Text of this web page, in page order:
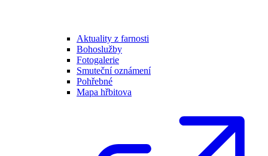
Aktuality z farnosti
Bohoslužby
Fotogalerie
Smuteční oznámení
Pohřebné
Mapa hřbitova